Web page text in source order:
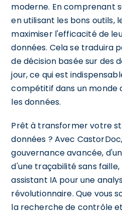
moderne. En comprenant
en utilisant les bons outils,
maximiser l'efficacité de
données. Cela se traduira
de décision basée sur des
jour, ce qui est
compétitif dans un monde
les données.
Prêt à transformer votre
données ? Avec
gouvernance avancée,
d'une traçabilité sans
assistant IA pour une
révolutionnaire. Que vous
la recherche de contrôle